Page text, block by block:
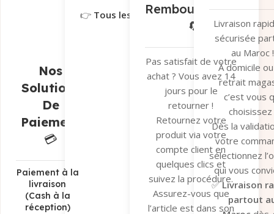
Nos
Solutions
De
Paiement
💳
Paiement à la
livraison
(Cash à la
réception)
👉 Tous les détails iciRemboursement
🔄
Pas satisfait de votre
achat ? Vous avez 14
jours pour le
retourner !
Retournez votre
produit via votre
compte client en
quelques clics et
suivez la procédure.
Assurez-vous que
l’article est dans son
colis.
👉Tous les
ici
Livraison
sécurisée
au Maroc !
À domicile
retrait
c’est vous
choisissez
Dès la
votre
sélectionnez
qui vous
✅Livraison
partout